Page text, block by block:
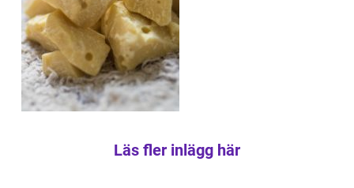
Läs fler inlägg här